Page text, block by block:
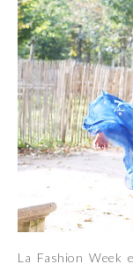
La Fashion Week